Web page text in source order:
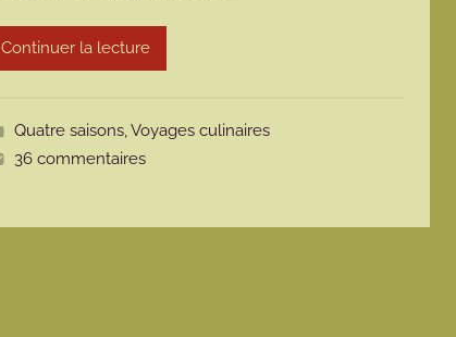
m
o
t
e
Continuer la lecture
Quatre saisons,Voyages culinaires
36 commentaires